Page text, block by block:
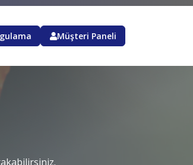
Müşteri Paneli